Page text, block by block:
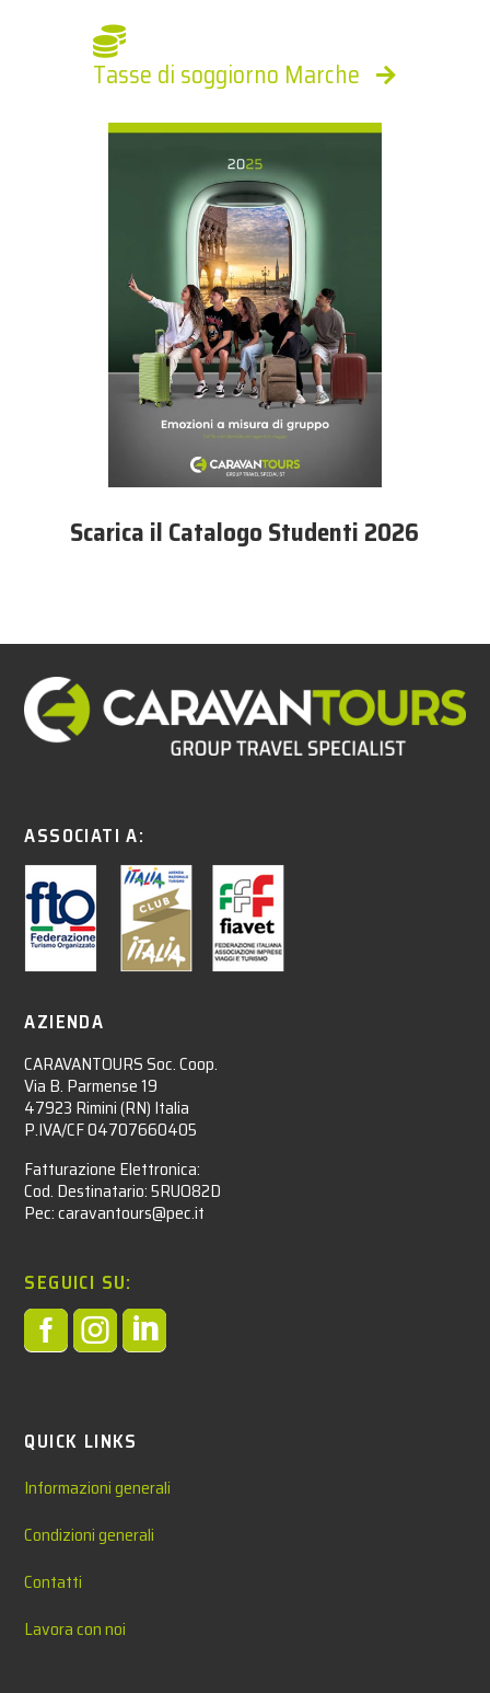
Tasse di soggiorno Marche
Scarica il Catalogo Studenti 2026
ASSOCIATI A:
AZIENDA
CARAVANTOURS Soc. Coop.
Via B. Parmense 19
47923 Rimini (RN) Italia
P.IVA/CF 04707660405
Fatturazione Elettronica:
Cod. Destinatario: 5RUO82D
Pec: caravantours@pec.it
SEGUICI SU:

QUICK LINKS
Informazioni generali
Condizioni generali
Contatti
Lavora con noi